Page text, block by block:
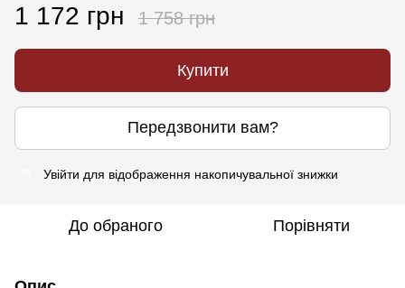
1 172 грн 1 758 грн
Купити
Передзвонити вам?
Увійти для відображення накопичувальної знижки
До обраного Порівняти